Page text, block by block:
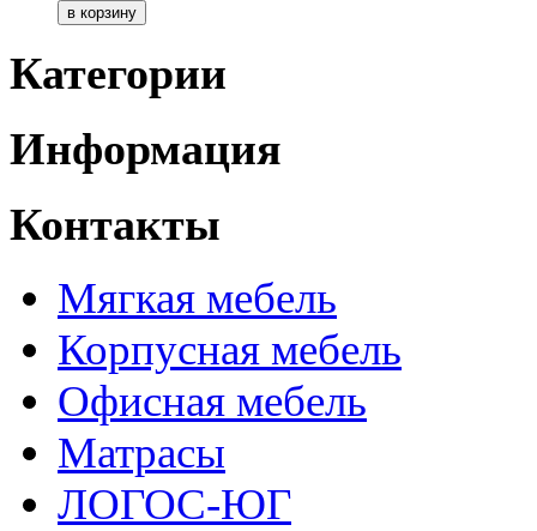
Категории
Информация
Контакты
Мягкая мебель
Корпусная мебель
Офисная мебель
Матрасы
ЛОГОС-ЮГ